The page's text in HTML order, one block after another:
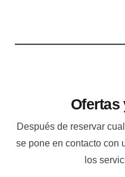
Ofertas
Después de reservar
se pone en contacto con
los